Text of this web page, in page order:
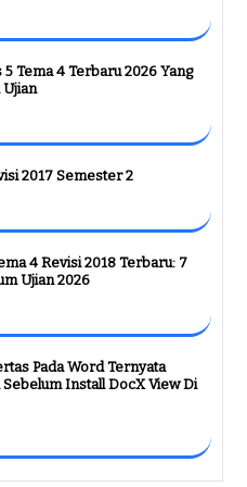
5 Tema 4 Terbaru 2026 Yang
Ujian
2017 Semester 2
4 Revisi 2018 Terbaru: 7
Ujian 2026
Pada Word Ternyata
Sebelum Install DocX View Di